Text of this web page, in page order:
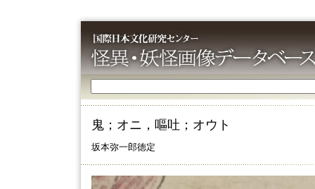
鬼；オニ，嘔吐；オウト
坂本弥一郎徳定